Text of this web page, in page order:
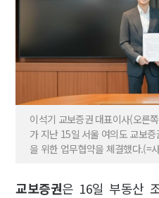
이석기 교보증권 대표이사(오른
가 지난 15일 서울 여의도 교보
을 위한 업무협약을 체결했다.(=
교보증권은 16일 부동산